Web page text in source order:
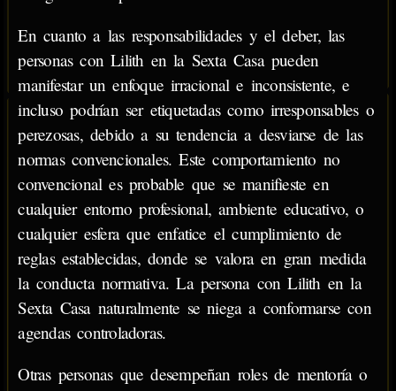
En cuanto a las responsabilidades y el deber, las
personas con Lilith en la Sexta Casa pueden
manifestar un enfoque irracional e inconsistente, e
incluso podrían ser etiquetadas como irresponsables o
perezosas, debido a su tendencia a desviarse de las
normas convencionales. Este comportamiento no
convencional es probable que se manifieste en
cualquier entorno profesional, ambiente educativo, o
cualquier esfera que enfatice el cumplimiento de
reglas establecidas, donde se valora en gran medida
la conducta normativa. La persona con Lilith en la
Sexta Casa naturalmente se niega a conformarse con
agendas controladoras.
Otras personas que desempeñan roles de mentoría o